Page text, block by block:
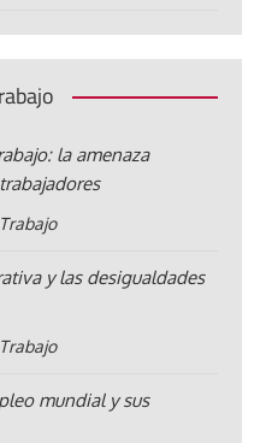
la amenaza
y las desigualdades
mundial y sus